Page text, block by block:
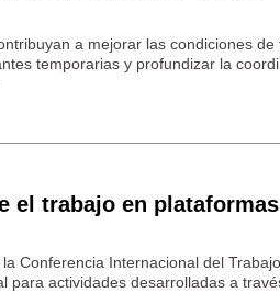
a mejorar las condiciones de
temporarias y profundizar la
el trabajo en plataformas
Conferencia Internacional del
para actividades desarrolladas a